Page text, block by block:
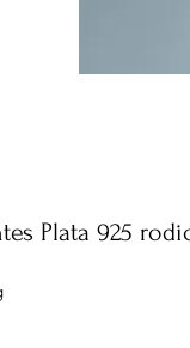
Plata 925